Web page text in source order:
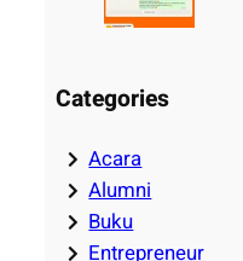
Categories
Acara
Alumni
Buku
Entrepreneur